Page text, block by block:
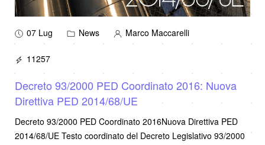
07 Lug News Marco Maccarelli
11257
Decreto 93/2000 PED Coordinato 2016: Nuova
Direttiva PED 2014/68/UE
Decreto 93/2000 PED Coordinato 2016Nuova Direttiva PED
2014/68/UE Testo coordinato del Decreto Legislativo 93/2000